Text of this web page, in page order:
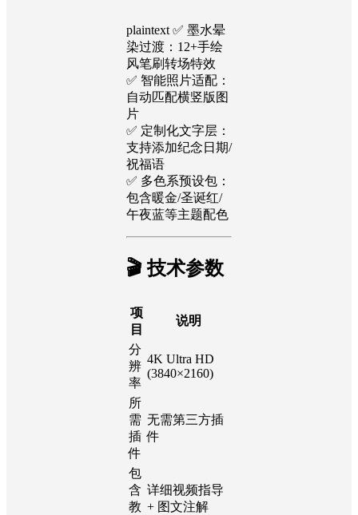
plaintext ✅ 墨水晕
染过渡：12+手绘
风笔刷转场特效
✅ 智能照片适配：
自动匹配横竖版图
片
✅ 定制化文字层：
支持添加纪念日期/
祝福语
✅ 多色系预设包：
包含暖金/圣诞红/
午夜蓝等主题配色
🎬 技术参数
项
目
说明
分
辨
率
4K Ultra HD
(3840×2160)
所
需
插
件
无需第三方插
件
包
含
教
详细视频指导
+ 图文注解